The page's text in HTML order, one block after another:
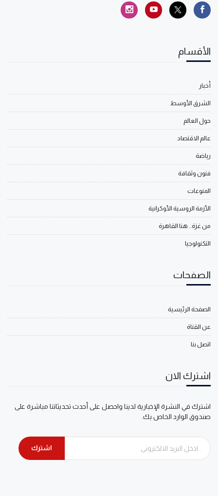
الأقسام
أخبار
الشرق الأوسط
حول العالم
عالم الاقتصاد
رياضة
فنون وثقافة
المنوعات
الأزمة الروسية الأوكرانية
من غزة.. هنا القاهرة
التكنولوجيا
الصفحات
الصفحة الرئيسية
عن القناة
اتصل بنا
اشترك الان
اشترك في النشرة الإخبارية لدينا واحصل على أحدث تحديثاتنا مباشرة على
صندوق الوارد الخاص بك.
اشترك